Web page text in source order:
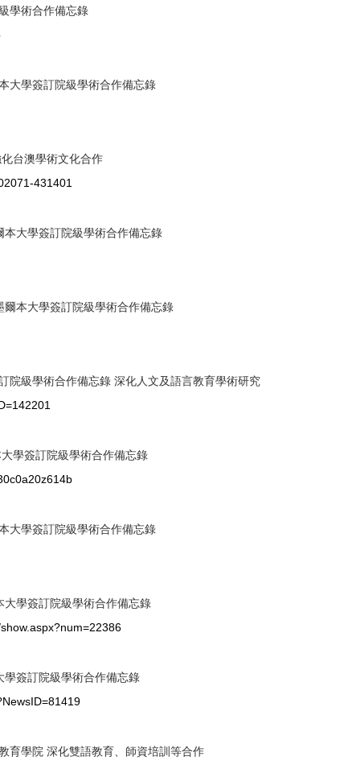
學術合作備忘錄
大學簽訂院級學術合作備忘錄
台澳學術文化合作
431401
大學簽訂院級學術合作備忘錄
本大學簽訂院級學術合作備忘錄
院級學術合作備忘錄 深化人文及語言教育學術研究
學簽訂院級學術合作備忘錄
大學簽訂院級學術合作備忘錄
學簽訂院級學術合作備忘錄
簽訂院級學術合作備忘錄
育學院 深化雙語教育、師資培訓等合作